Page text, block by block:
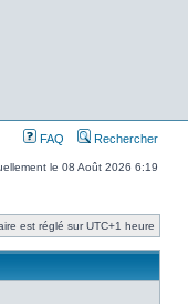
FAQ Rechercher
le 08 Août 2026 6:19
est réglé sur UTC+1 heure